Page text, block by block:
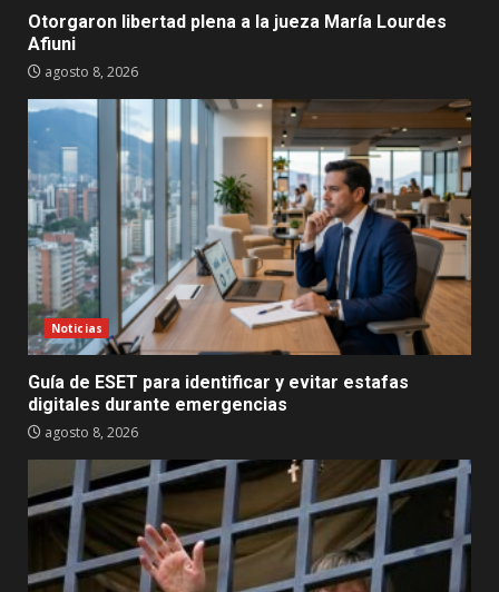
Otorgaron libertad plena a la jueza María Lourdes
Afiuni
agosto 8, 2026
Noticias
Guía de ESET para identificar y evitar estafas
digitales durante emergencias
agosto 8, 2026